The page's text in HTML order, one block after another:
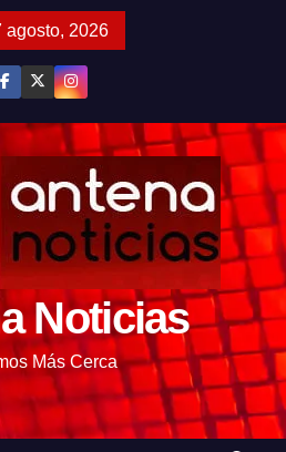
agosto, 2026
Noticias
Más Cerca